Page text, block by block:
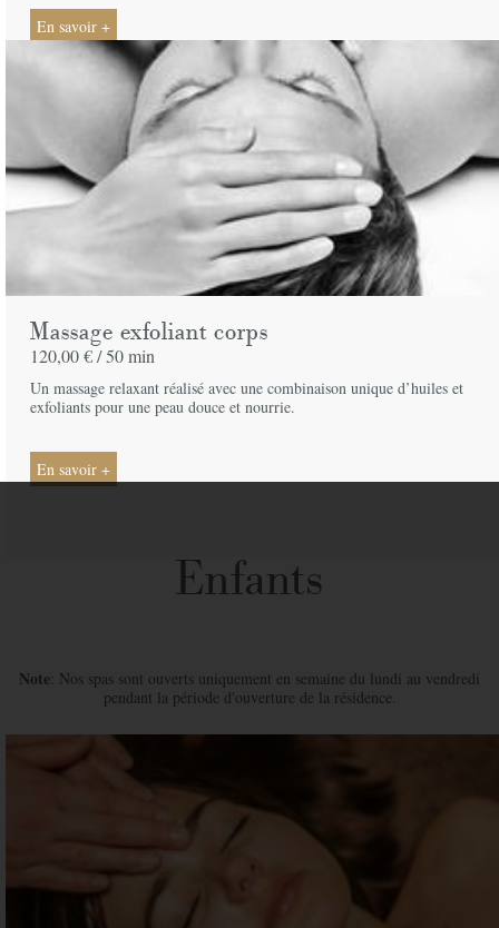
En savoir +
Massage exfoliant corps
120,00 € /50 min
Un massage relaxant réalisé avec une combinaison unique d’huiles et
exfoliants pour une peau douce et nourrie.
En savoir +
Enfants
Note: Nos spas sont ouverts uniquement en semaine du lundi au vendredi
pendant la période d'ouverture de la résidence.